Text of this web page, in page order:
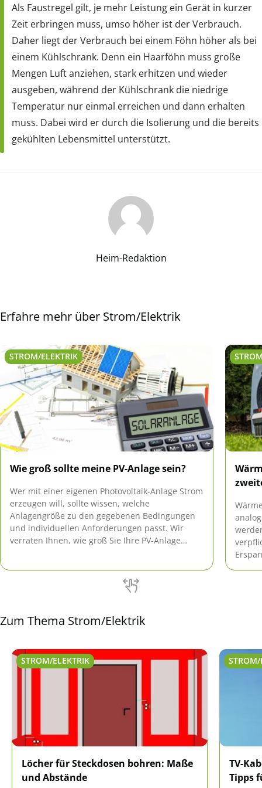
Als Faustregel gilt, je mehr Leistung ein Gerät in kurzer
Zeit erbringen muss, umso höher ist der Verbrauch.
Daher liegt der Verbrauch bei einem Föhn höher als bei
einem Kühlschrank. Denn ein Haarföhn muss große
Mengen Luft anziehen, stark erhitzen und wieder
ausgeben, während der Kühlschrank die niedrige
Temperatur nur einmal erreichen und dann erhalten
muss. Dabei wird er durch die Isolierung und die bereits
gekühlten Lebensmittel unterstützt.
Heim-Redaktion
Erfahre mehr über Strom/Elektrik
STROM/ELEKTRIK
Wie groß sollte meine PV-Anlage sein?
Wer mit einer eigenen Photovoltaik-Anlage Strom
erzeugen will, sollte wissen, welche
Anlagengröße zu den gegebenen Bedingungen
und individuellen Anforderungen passt. Wir
verraten Ihnen, wie groß Sie Ihre PV-Anlage
Zum Thema Strom/Elektrik
STROM/ELEKTRIK
Löcher für Steckdosen bohren: Maße
und Abstände
STROM/
TV-
Tipps